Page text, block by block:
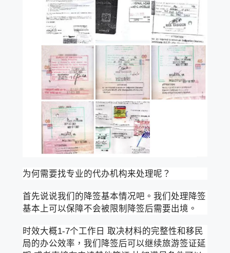
为何需要找专业的代办机构来处理呢？
首先说说我们的降签基本情况吧。我们处理降签
基本上可以保障不会被限制降签后需要出境。
时效大概1-7个工作日 取决材料的完整性和移民
局的办公效率，我们降签后可以继续旅游签证延